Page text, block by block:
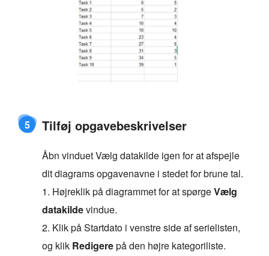
5 Tilføj opgavebeskrivelser
Åbn vinduet Vælg datakilde igen for at afspejle
dit diagrams opgavenavne i stedet for brune tal.
1. Højreklik på diagrammet for at spørgeVælg
datakildevindue.
2. Klik på Startdato i venstre side af serielisten,
og klik Redigerepå den højre kategoriliste.